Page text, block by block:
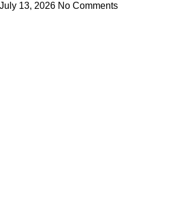
July 13, 2026 No Comments